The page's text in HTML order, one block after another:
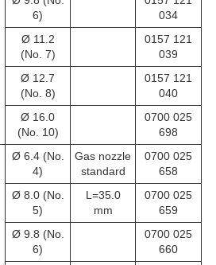
6)
034
Ø 11.2
(No. 7)
0157 121
039
Ø 12.7
(No. 8)
0157 121
040
Ø 16.0
(No. 10)
0700 025
698
Ø 6.4 (No.
4)
Gas nozzle
standard
0700 025
658
Ø 8.0 (No.
5)
L=35.0
mm
0700 025
659
Ø 9.8 (No.
6)
0700 025
660